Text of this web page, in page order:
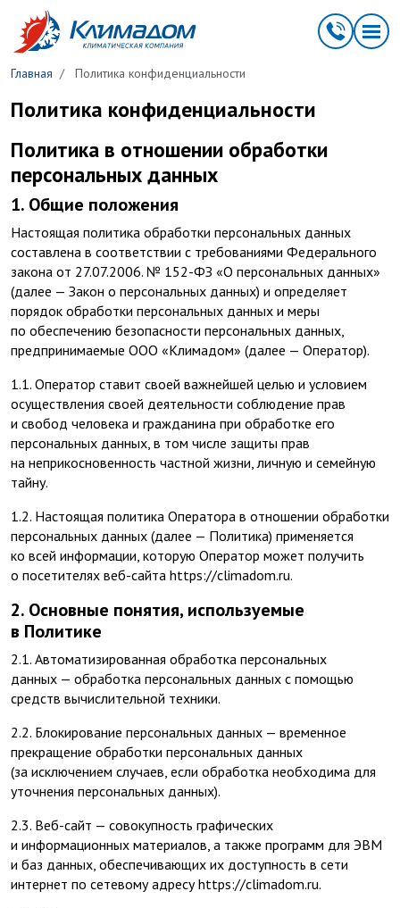
Перейти к основному содержанию
Главная Политика конфиденциальности
Политика конфиденциальности
Политика в отношении обработки
персональных данных
1. Общие положения
Настоящая политика обработки персональных данных
составлена в соответствии с требованиями Федерального
закона от 27.07.2006. № 152-ФЗ «О персональных данных»
(далее — Закон о персональных данных) и определяет
порядок обработки персональных данных и меры
по обеспечению безопасности персональных данных,
предпринимаемые ООО «Климадом» (далее — Оператор).
1.1. Оператор ставит своей важнейшей целью и условием
осуществления своей деятельности соблюдение прав
и свобод человека и гражданина при обработке его
персональных данных, в том числе защиты прав
на неприкосновенность частной жизни, личную и семейную
тайну.
1.2. Настоящая политика Оператора в отношении обработки
персональных данных (далее — Политика) применяется
ко всей информации, которую Оператор может получить
о посетителях веб-сайта https://climadom.ru.
2. Основные понятия, используемые
в Политике
2.1. Автоматизированная обработка персональных
данных — обработка персональных данных с помощью
средств вычислительной техники.
2.2. Блокирование персональных данных — временное
прекращение обработки персональных данных
(за исключением случаев, если обработка необходима для
уточнения персональных данных).
2.3. Веб-сайт — совокупность графических
и информационных материалов, а также программ для ЭВМ
и баз данных, обеспечивающих их доступность в сети
интернет по сетевому адресу https://climadom.ru.